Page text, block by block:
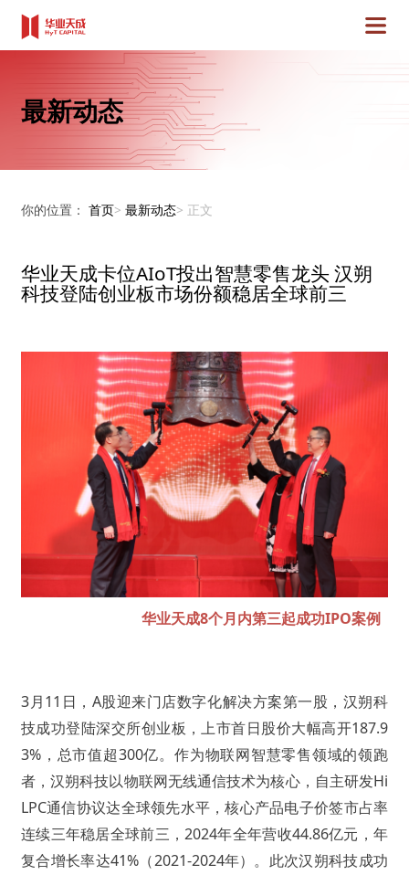
最新动态
你的位置： 首页> 最新动态> 正文
华业天成卡位AIoT投出智慧零售龙头 汉朔
科技登陆创业板市场份额稳居全球前三
华业天成8个月内第三起成功IPO案例
3月11日，A股迎来门店数字化解决方案第一股，汉朔科
技成功登陆深交所创业板，上市首日股价大幅高开187.9
3%，总市值超300亿。作为物联网智慧零售领域的领跑
者，汉朔科技以物联网无线通信技术为核心，自主研发Hi
LPC通信协议达全球领先水平，核心产品电子价签市占率
连续三年稳居全球前三，2024年全年营收44.86亿元，年
复合增长率达41%（2021-2024年）。此次汉朔科技成功